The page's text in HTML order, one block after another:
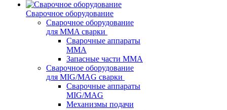
Сварочное оборудование
Сварочное оборудование
для MMA сварки
Сварочные аппараты
MMA
Запасные части MMA
Сварочное оборудование
для MIG/MAG сварки
Сварочные аппараты
MIG/MAG
Механизмы подачи